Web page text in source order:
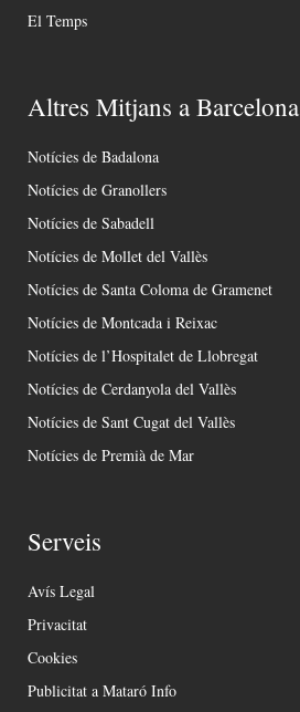
El Temps
Altres Mitjans a Barcelona
Notícies de Badalona
Notícies de Granollers
Notícies de Sabadell
Notícies de Mollet del Vallès
Notícies de Santa Coloma de Gramenet
Notícies de Montcada i Reixac
Notícies de l’Hospitalet de Llobregat
Notícies de Cerdanyola del Vallès
Notícies de Sant Cugat del Vallès
Notícies de Premià de Mar
Serveis
Avís Legal
Privacitat
Cookies
Publicitat a Mataró Info